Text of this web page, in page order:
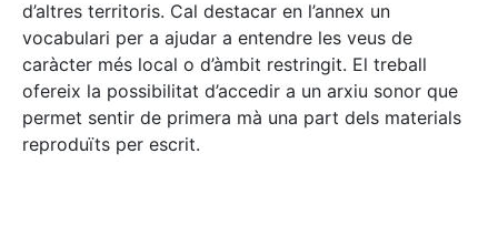
d’altres territoris. Cal destacar en l’annex un
vocabulari per a ajudar a entendre les veus de
caràcter més local o d’àmbit restringit. El treball
ofereix la possibilitat d’accedir a un arxiu sonor que
permet sentir de primera mà una part dels materials
reproduïts per escrit.